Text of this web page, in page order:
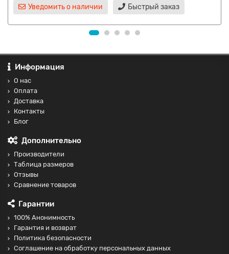
Уведомить о наличии Быстрый заказ
Информация
О нас
Оплата
Доставка
Контакты
Блог
Дополнительно
Производители
Таблица размеров
Отзывы
Сравнение товаров
Гарантии
100% Анонимность
Гарантия и возврат
Политика безопасности
Соглашение на обработку персональных данных